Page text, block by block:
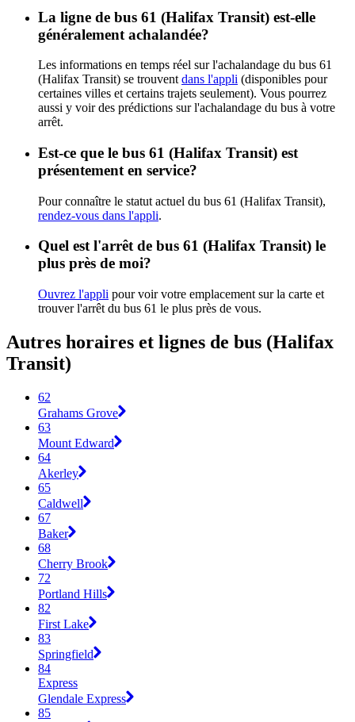
La ligne de bus 61 (Halifax Transit) est-elle
généralement achalandée?
Les informations en temps réel sur l'achalandage du bus 61
(Halifax Transit) se trouvent dans l'appli (disponibles pour
certaines villes et certains trajets seulement). Vous pourrez
aussi y voir des prédictions sur l'achalandage du bus à votre
arrêt.
Est-ce que le bus 61 (Halifax Transit) est
présentement en service?
Pour connaître le statut actuel du bus 61 (Halifax Transit),
rendez-vous dans l'appli.
Quel est l'arrêt de bus 61 (Halifax Transit) le
plus près de moi?
Ouvrez l'appli pour voir votre emplacement sur la carte et
trouver l'arrêt du bus 61 le plus près de vous.
Autres horaires et lignes de bus (Halifax
Transit)
62
Grahams Grove
63
Mount Edward
64
Akerley
65
Caldwell
67
Baker
68
Cherry Brook
72
Portland Hills
82
First Lake
83
Springfield
84
Express
Glendale Express
85